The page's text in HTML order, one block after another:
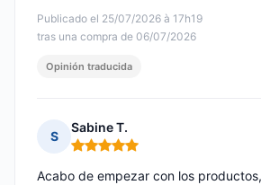
Publicado el 25/07/2026 à 17h19
tras una compra de 06/07/2026
Opinión traducida
S
Sabine T.
Nota: 5 de 5
Acabo de empezar con los